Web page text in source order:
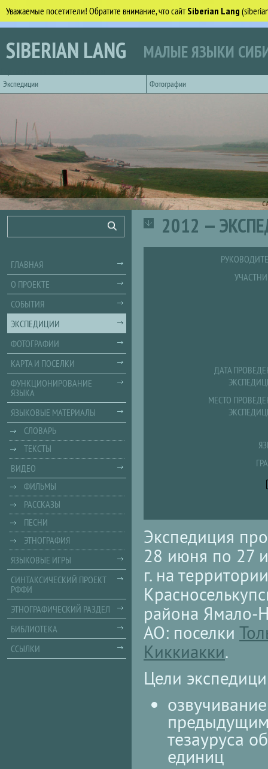
Уважаемые посетители! Обратите внимание, что сайтSiberian Lang
Перейти к основному содержанию
SIBERIAN LANG МАЛЫЕ ЯЗЫКИ
Экспедиции
Фотографии
2012 —
ДАТА
МЕСТО
Экспедиция
28 июня по 27
г. на территории
района Ямало-
АО: поселки
Киккиакки.
Цели
тезауруса
единиц
Поиск
ГЛАВНАЯ
О ПРОЕКТЕ
СОБЫТИЯ
ЭКСПЕДИЦИИ
ФОТОГРАФИИ
КАРТА И ПОСЕЛКИ
ФУНКЦИОНИРОВАНИЕ
ЯЗЫКА
ЯЗЫКОВЫЕ МАТЕРИАЛЫ
СЛОВАРЬ
ТЕКСТЫ
ВИДЕО
ФИЛЬМЫ
РАССКАЗЫ
ПЕСНИ
ЭТНОГРАФИЯ
ЯЗЫКОВЫЕ ИГРЫ
СИНТАКСИЧЕСКИЙ ПРОЕКТ
РФФИ
ЭТНОГРАФИЧЕСКИЙ РАЗДЕЛ
БИБЛИОТЕКА
ССЫЛКИ